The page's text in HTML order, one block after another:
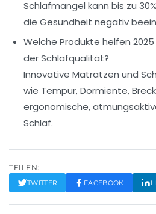
Schlafmangel kann bis zu
die Gesundheit negativ
Welche Produkte helfen
der Schlafqualität?
Innovative Matratzen und
wie Tempur, Dormiente,
ergonomische,
Schlaf.
TEILEN:
TWITTER FACEBOOK